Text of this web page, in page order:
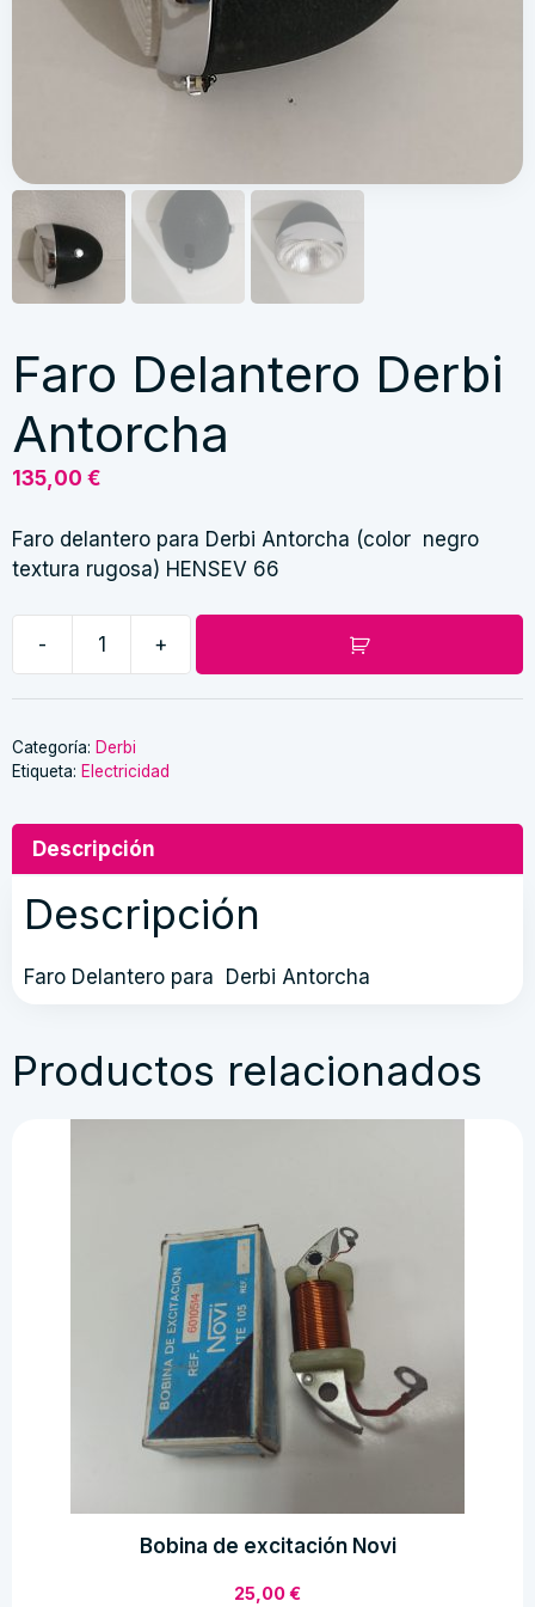
Faro Delantero Derbi
Antorcha
135,00 €
Faro delantero para Derbi Antorcha (color negro
textura rugosa) HENSEV 66
- +
Categoría: Derbi
Etiqueta: Electricidad
Descripción
Descripción
Faro Delantero para Derbi Antorcha
Productos relacionados
Bobina de excitación Novi
25,00€